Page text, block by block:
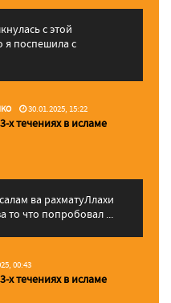
с этой
поспешила с
30.01.2025, 15:22
х течениях в исламе
то что попробовал ...
00:43
х течениях в исламе